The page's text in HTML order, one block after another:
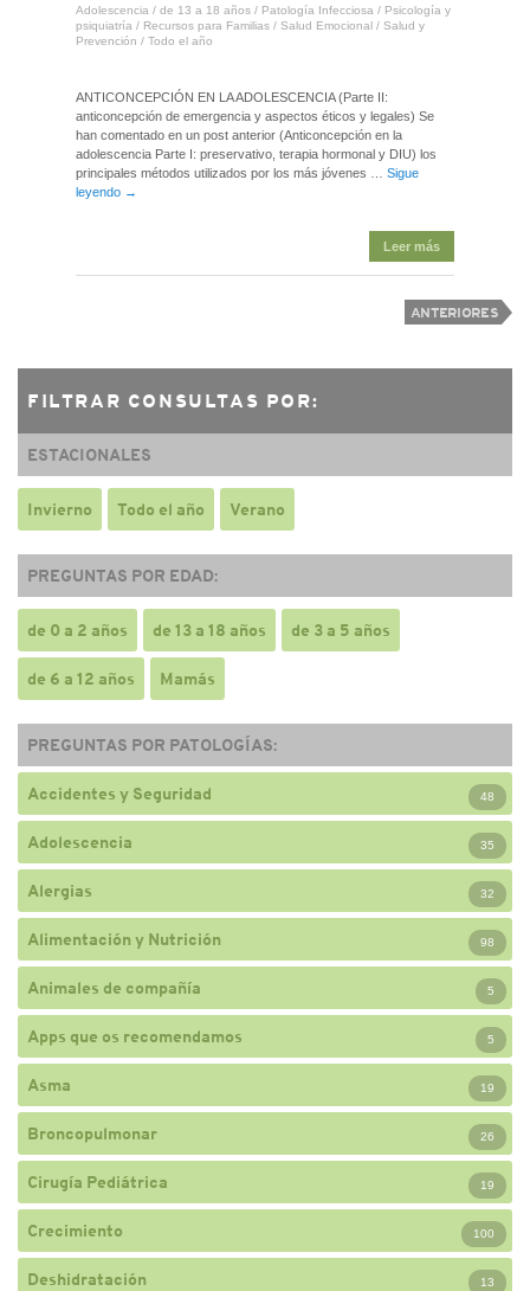
Adolescencia / de 13 a 18 años / Patología Infecciosa / Psicología y
psiquiatría / Recursos para Familias / Salud Emocional / Salud y
Prevención / Todo el año
ANTICONCEPCIÓN EN LA ADOLESCENCIA (Parte II:
anticoncepción de emergencia y aspectos éticos y legales) Se
han comentado en un post anterior (Anticoncepción en la
adolescencia Parte I: preservativo, terapia hormonal y DIU) los
principales métodos utilizados por los más jóvenes … Sigue
leyendo →
Leer más
ANTERIORES
FILTRAR CONSULTAS POR:
ESTACIONALES
Invierno Todo el año Verano
PREGUNTAS POR EDAD:
de 0 a 2 años de 13 a 18 años de 3 a 5 años
de 6 a 12 años Mamás
PREGUNTAS POR PATOLOGÍAS:
Accidentes y Seguridad 48
Adolescencia 35
Alergias 32
Alimentación y Nutrición 98
Animales de compañía 5
Apps que os recomendamos 5
Asma 19
Broncopulmonar 26
Cirugía Pediátrica 19
Crecimiento 100
Deshidratación 13